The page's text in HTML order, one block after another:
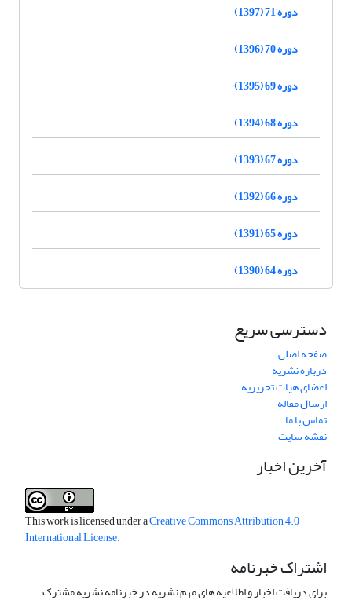
دوره 71 (1397)
دوره 70 (1396)
دوره 69 (1395)
دوره 68 (1394)
دوره 67 (1393)
دوره 66 (1392)
دوره 65 (1391)
دوره 64 (1390)
دسترسی سریع
صفحه اصلی
درباره نشریه
اعضای هیات تحریریه
ارسال مقاله
تماس با ما
نقشه سایت
آخرین اخبار
This work is licensed under aCreative Commons Attribution 4.0
International License.
اشتراک خبرنامه
برای دریافت اخبار و اطلاعیه های مهم نشریه در خبرنامه نشریه مشترک